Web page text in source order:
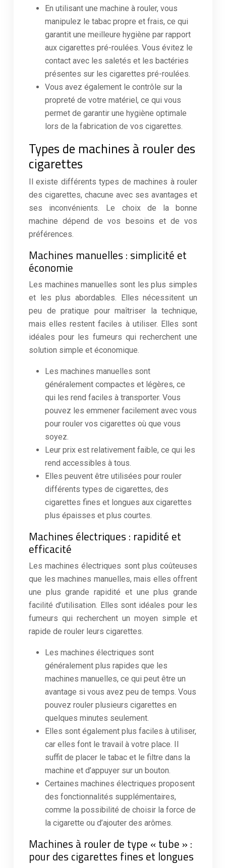
En utilisant une machine à rouler, vous
manipulez le tabac propre et frais, ce qui
garantit une meilleure hygiène par rapport
aux cigarettes pré-roulées. Vous évitez le
contact avec les saletés et les bactéries
présentes sur les cigarettes pré-roulées.
Vous avez également le contrôle sur la
propreté de votre matériel, ce qui vous
permet de garantir une hygiène optimale
lors de la fabrication de vos cigarettes.
Types de machines à rouler des
cigarettes
Il existe différents types de machines à rouler
des cigarettes, chacune avec ses avantages et
ses inconvénients. Le choix de la bonne
machine dépend de vos besoins et de vos
préférences.
Machines manuelles : simplicité et
économie
Les machines manuelles sont les plus simples
et les plus abordables. Elles nécessitent un
peu de pratique pour maîtriser la technique,
mais elles restent faciles à utiliser. Elles sont
idéales pour les fumeurs qui recherchent une
solution simple et économique.
Les machines manuelles sont
généralement compactes et légères, ce
qui les rend faciles à transporter. Vous
pouvez les emmener facilement avec vous
pour rouler vos cigarettes où que vous
soyez.
Leur prix est relativement faible, ce qui les
rend accessibles à tous.
Elles peuvent être utilisées pour rouler
différents types de cigarettes, des
cigarettes fines et longues aux cigarettes
plus épaisses et plus courtes.
Machines électriques : rapidité et
efficacité
Les machines électriques sont plus coûteuses
que les machines manuelles, mais elles offrent
une plus grande rapidité et une plus grande
facilité d’utilisation. Elles sont idéales pour les
fumeurs qui recherchent un moyen simple et
rapide de rouler leurs cigarettes.
Les machines électriques sont
généralement plus rapides que les
machines manuelles, ce qui peut être un
avantage si vous avez peu de temps. Vous
pouvez rouler plusieurs cigarettes en
quelques minutes seulement.
Elles sont également plus faciles à utiliser,
car elles font le travail à votre place. Il
suffit de placer le tabac et le filtre dans la
machine et d’appuyer sur un bouton.
Certaines machines électriques proposent
des fonctionnalités supplémentaires,
comme la possibilité de choisir la force de
la cigarette ou d’ajouter des arômes.
Machines à rouler de type « tube » :
pour des cigarettes fines et longues